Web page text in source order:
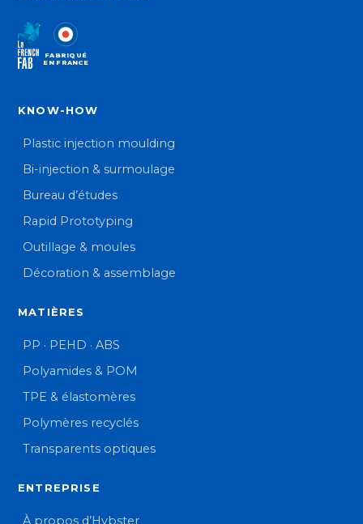
FABRIQUÉ
EN FRANCE
KNOW-HOW
Plastic injection moulding
Bi-injection & surmoulage
Bureau d’études
Rapid Prototyping
Outillage & moules
Décoration & assemblage
MATIÈRES
PP · PEHD · ABS
Polyamides & POM
TPE & élastomères
Polymères recyclés
Transparents optiques
ENTREPRISE
À propos d’Hybster